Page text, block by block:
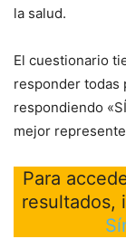
la salud.
El cuestionario
responder todas
respondiendo
mejor
Para
resultados,